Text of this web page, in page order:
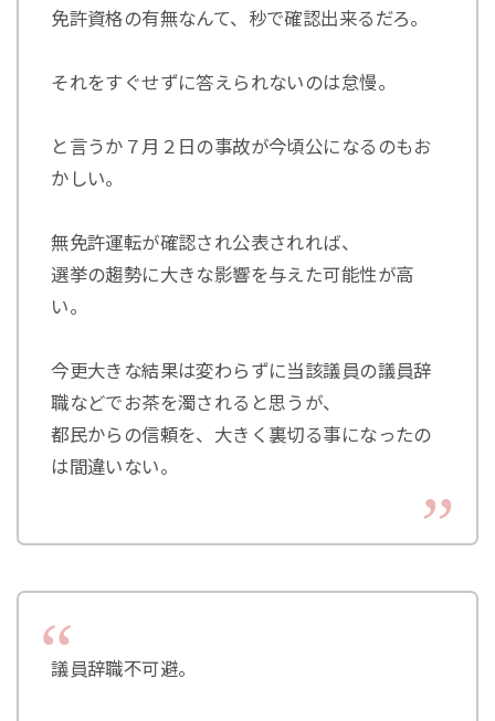
免許資格の有無なんて、秒で確認出来るだろ。
それをすぐせずに答えられないのは怠慢。
と言うか７月２日の事故が今頃公になるのもお
かしい。
無免許運転が確認され公表されれば、
選挙の趨勢に大きな影響を与えた可能性が高
い。
今更大きな結果は変わらずに当該議員の議員辞
職などでお茶を濁されると思うが、
都民からの信頼を、大きく裏切る事になったの
は間違いない。
議員辞職不可避。